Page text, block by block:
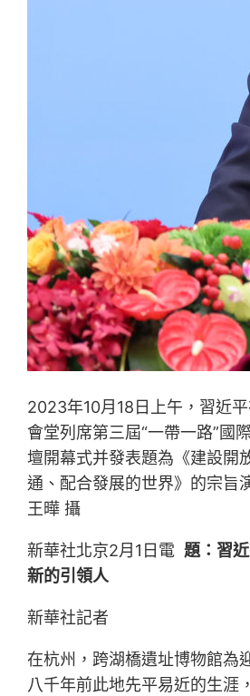
2023年10月18日上午，習近
會堂列席第三屆“一帶一路”國
壇開幕式并發表題為《建設開
通、配合發展的世界》的宗旨
王曄 攝
新華社北京2月1日電題：習
新的引領人
新華社記者
在杭州，跨湖橋遺址博物館為
八千年前此地先平易近的生涯